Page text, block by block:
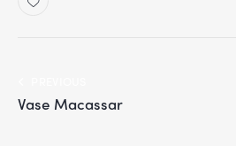
Vase Macassar